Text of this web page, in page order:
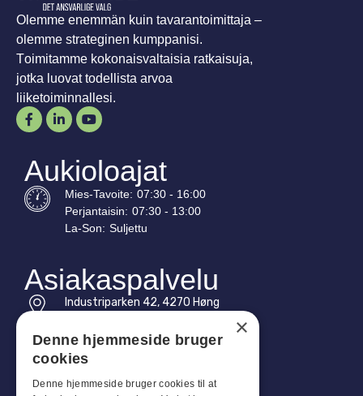
Olemme enemmän kuin tavarantoimittaja –
olemme strateginen kumppanisi.
Toimitamme kokonaisvaltaisia ratkaisuja,
jotka luovat todellista arvoa
liiketoiminnallesi.
Aukioloajat
Mies-Tavoite: 07:30 - 16:00
Perjantaisin: 07:30 - 13:00
La-Son: Suljettu
Asiakaspalvelu
Industriparken 42, 4270 Høng
Puh: +45 4396 4122
Sähköposti: vb@viggobendz.dk
×
Denne hjemmeside bruger
cookies
Denne hjemmeside bruger cookies til at